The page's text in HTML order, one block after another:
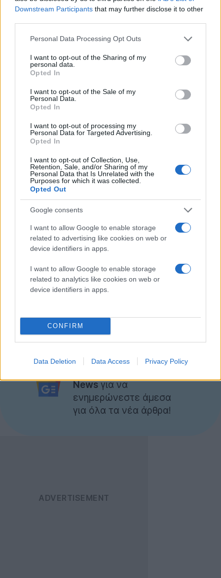
Downstream Participants that may further disclose it to other
Please note that this website/app uses one or more Google
not limited to your visit or usage behaviour. You may click to
grant or deny consent to Google and its third-party tags to
use your data for below specified purposes in below Google
consent section.
Personal Data Processing Opt Outs
I want to opt-out of the Sharing of my
personal data.
Opted In
I want to opt-out of the Sale of my
Personal Data.
Opted In
I want to opt-out of processing my
Personal Data for Targeted Advertising.
Opted In
I want to opt-out of Collection, Use,
Retention, Sale, and/or Sharing of my
Personal Data that Is Unrelated with the
Purposes for which it was collected.
Opted Out
Google consents
I want to allow Google to enable storage
related to advertising like cookies on web or
device identifiers in apps.
I want to allow Google to enable storage
related to analytics like cookies on web or
device identifiers in apps.
CONFIRM
Data Deletion Data Access Privacy Policy
Η νέα λειτουργία ακούει στο όνομα 'Listen With' και
σου επιτρέπει να παίξεις το DJ στους φίλους σου στο
ποιους θέλεις να ακούσεις μουσική (με την
προϋπόθεση ότι χρησιμοποιούν κάποια μουσική
υπηρεσία π.χ.Spotify
μεταφέρεστε σε ένα ξεχωριστό chatroom, όπου
αναλαμβάνεις να τους διασκεδάσεις.
Η νέα λειτουργία αναμένεται να κυκλοφορήσει μέσα
στις επόμενες εβδομάδες αλλά δυστυχώς όχι και
στην Ελλάδα. Ωστόσο, δεδομένης της πρόσφατης
επέκτασης της υπηρεσίας Rdio στη Γερμανία (για
πρώτη φορά σε μια ευρωπαϊκή χώρα), ευελπιστούμε
στη χώρα μας.
mashable]
Ακολουθήστε το
Newsγια να
ενημερώνεστε άμεσα
για όλα τα νέα άρθρα!